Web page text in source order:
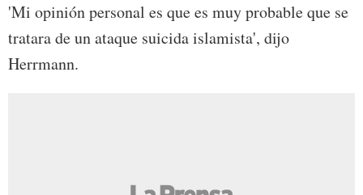
'Mi opinión personal es que es muy probable que se
tratara de un ataque suicida islamista', dijo
Herrmann.